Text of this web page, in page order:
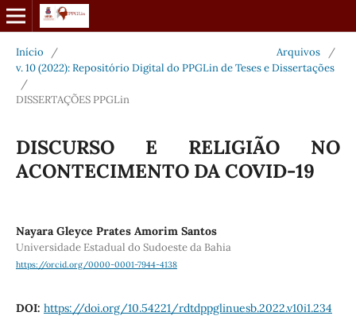
Início / Arquivos
/
v. 10 (2022): Repositório Digital do PPGLin de Teses e Dissertações
/
DISSERTAÇÕES PPGLin
DISCURSO E RELIGIÃO NO
ACONTECIMENTO DA COVID-19
Nayara Gleyce Prates Amorim Santos
Universidade Estadual do Sudoeste da Bahia
https://orcid.org/0000-0001-7944-4138
DOI: https://doi.org/10.54221/rdtdppglinuesb.2022.v10i1.234